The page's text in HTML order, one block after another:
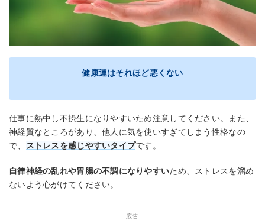
健康運はそれほど悪くない
仕事に熱中し不摂生になりやすいため注意してください。また、
神経質なところがあり、他人に気を使いすぎてしまう性格なの
で、
ストレスを感じやすいタイプです。
自律神経の乱れや胃腸の不調になりやすいため、ストレスを溜め
ないよう心がけてください。
広告